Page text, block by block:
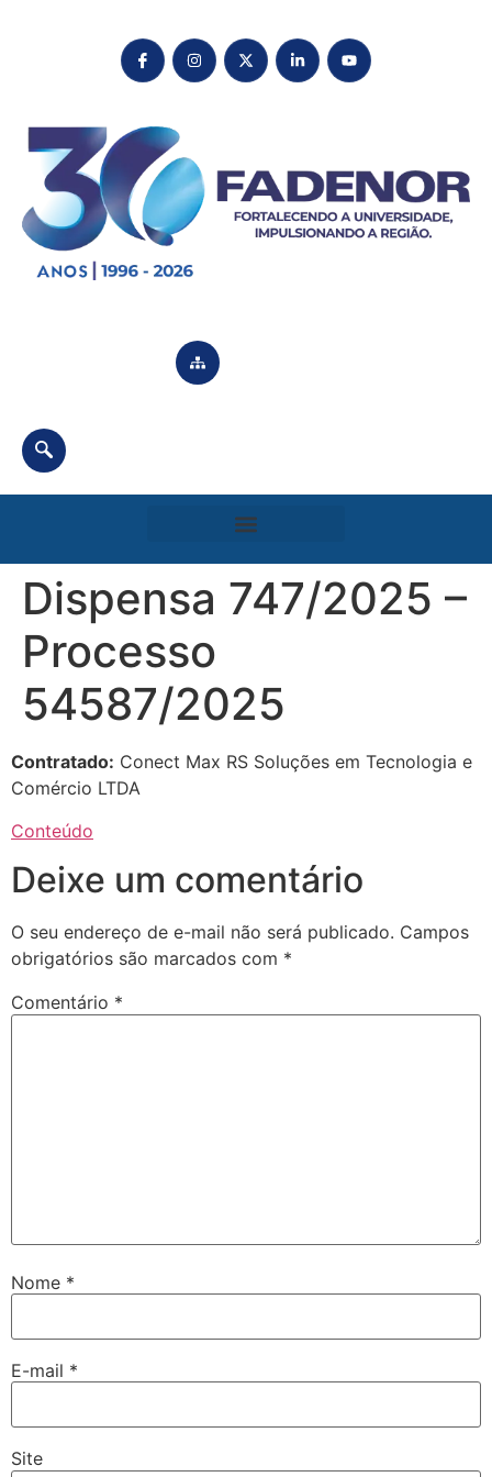
Dispensa 747/2025 –
Processo
54587/2025
Contratado: Conect Max RS Soluções em Tecnologia e
Comércio LTDA
Conteúdo
Deixe um comentário
O seu endereço de e-mail não será publicado. Campos
obrigatórios são marcados com *
Comentário *
Nome *
E-mail *
Site